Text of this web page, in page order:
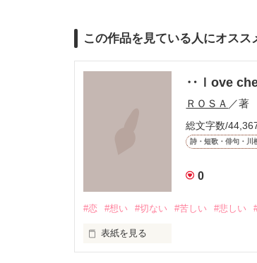
この作品を見ている人にオスス
‥ｌove
ＲＯＳＡ ／著
総文字数/
詩・短歌・俳句・川
0
#恋 #想い #切ない #苦しい #悲しい
表紙を見る